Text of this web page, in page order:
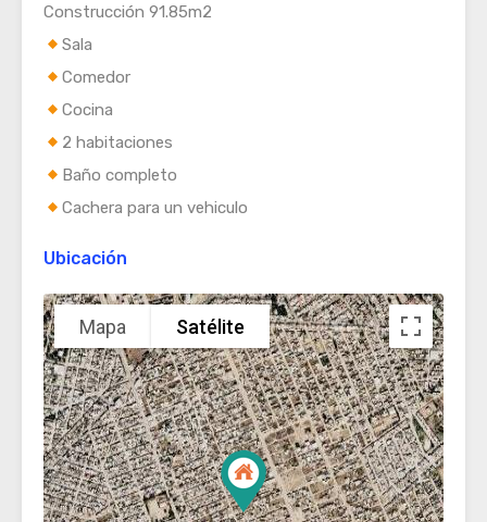
Construcción 91.85m2
Sala
Comedor
Cocina
2 habitaciones
Baño completo
Cachera para un vehiculo
Ubicación
Mapa Satélite